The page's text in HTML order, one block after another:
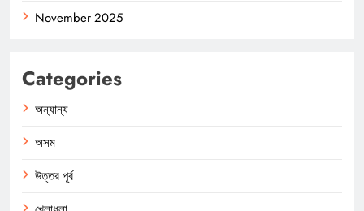
November 2025
Categories
অন্যান্য
অসম
উত্তর পূর্ব